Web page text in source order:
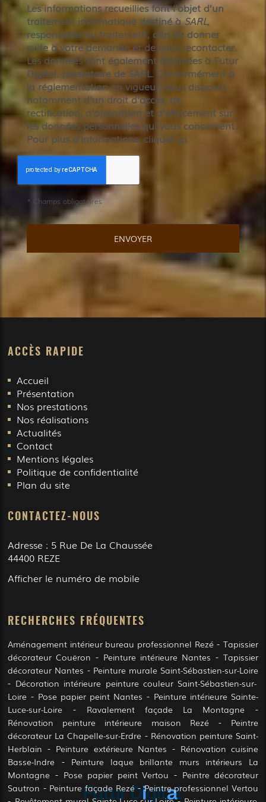
Les informations recueillies font l’objet d’un
traitement informatique destiné àSARL,
responsable du traitement, afin de donner
suite à votre demande et de vous recontacter.
Les données sont également destinées à Futur
Digital, prestataire de SARL. Conformément à
la réglementation en vigueur, vous disposez
notamment d'un droit d'accès, de
rectification, d'opposition et d'effacement sur
les données personnelles qui vous concernent.
Pour plus d’informations, cliquez ici.
* Champs obligatoires
ACCÈS RAPIDE
Accueil
Présentation
Nos prestations
Nos réalisations
Actualités
Contact
Mentions légales
Politique de confidentialité
Plan du site
CONTACTEZ-NOUS
Adresse : 5 Rue De La Chaussée
44400 REZE
Afficher le numéro de mobile
RECHERCHES FRÉQUENTES
Aménagement intérieur bureau professionnel Rezé
Tapissier
décorateur Couëron
Peinture intérieure Nantes
Tapissier
décorateur Nantes
Peinture murale Saint-Sébastien-sur-Loire
Décoration intérieure peinture couleur Saint-Sébastien-sur-
Loire
Pose papier peint Nantes
Peinture intérieure Sainte-
Luce-sur-Loire
Ravalement façade La Montagne
Rénovation peinture intérieure maison Rezé
Peintre
décorateur La Chapelle-sur-Erdre
Rénovation peinture Saint-
Herblain
Peinture extérieure Nantes
Rénovation cuisine
Basse-Indre
Peinture laque brillante murs intérieurs La
Montagne
Pose papier peint Vertou
Peintre décorateur
Sautron
Peinture façade Rezé
Peintre professionnel Vertou